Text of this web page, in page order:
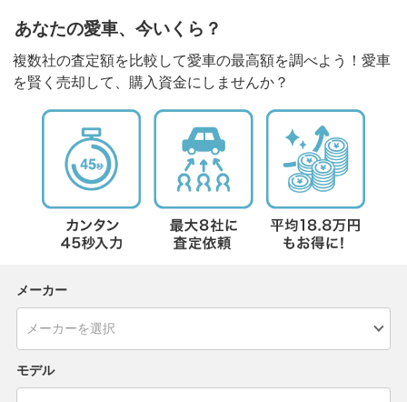
あなたの愛車、今いくら？
複数社の査定額を比較して愛車の最高額を調べよう！愛車
を賢く売却して、購入資金にしませんか？
メーカー
モデル